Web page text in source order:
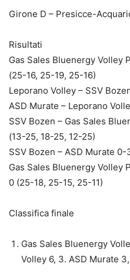
Girone D – Presicce-
Risultati
Gas Sales Bluenergy Volley
(25-16, 25-19, 25-16)
Leporano Volley – SSV
ASD Murate – Leporano
SSV Bozen – Gas Sales
(13-25, 18-25, 12-25)
SSV Bozen – ASD Murate
Gas Sales Bluenergy Volley
0 (25-18, 25-15, 25-11)
Classifica finale
Gas Sales Bluenergy
Volley 6, 3. ASD Murate